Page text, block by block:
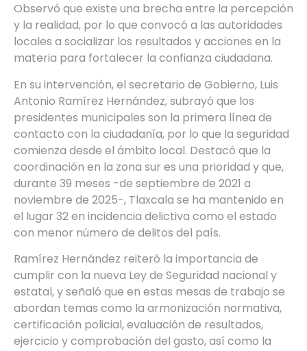
Observó que existe una brecha entre la percepción
y la realidad, por lo que convocó a las autoridades
locales a socializar los resultados y acciones en la
materia para fortalecer la confianza ciudadana.
En su intervención, el secretario de Gobierno, Luis
Antonio Ramírez Hernández, subrayó que los
presidentes municipales son la primera línea de
contacto con la ciudadanía, por lo que la seguridad
comienza desde el ámbito local. Destacó que la
coordinación en la zona sur es una prioridad y que,
durante 39 meses -de septiembre de 2021 a
noviembre de 2025-, Tlaxcala se ha mantenido en
el lugar 32 en incidencia delictiva como el estado
con menor número de delitos del país.
Ramírez Hernández reiteró la importancia de
cumplir con la nueva Ley de Seguridad nacional y
estatal, y señaló que en estas mesas de trabajo se
abordan temas como la armonización normativa,
certificación policial, evaluación de resultados,
ejercicio y comprobación del gasto, así como la